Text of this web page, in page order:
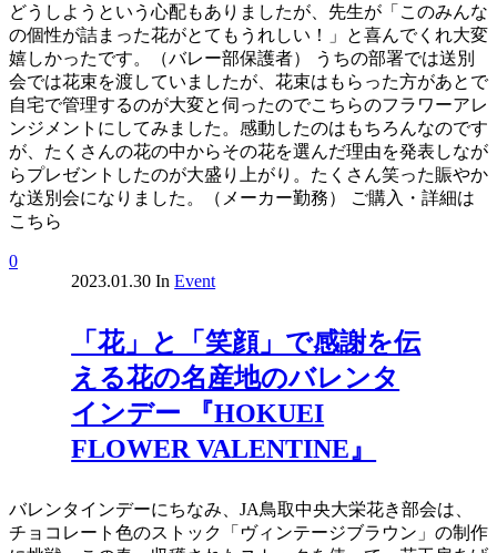
どうしようという心配もありましたが、先生が「このみんな
の個性が詰まった花がとてもうれしい！」と喜んでくれ大変
嬉しかったです。（バレー部保護者） うちの部署では送別
会では花束を渡していましたが、花束はもらった方があとで
自宅で管理するのが大変と伺ったのでこちらのフラワーアレ
ンジメントにしてみました。感動したのはもちろんなのです
が、たくさんの花の中からその花を選んだ理由を発表しなが
らプレゼントしたのが大盛り上がり。たくさん笑った賑やか
な送別会になりました。（メーカー勤務） ご購入・詳細は
こちら
0
2023.01.30 In Event
「花」と「笑顔」で感謝を伝
える花の名産地のバレンタ
インデー 『HOKUEI
FLOWER VALENTINE』
バレンタインデーにちなみ、JA鳥取中央大栄花き部会は、
チョコレート色のストック「ヴィンテージブラウン」の制作